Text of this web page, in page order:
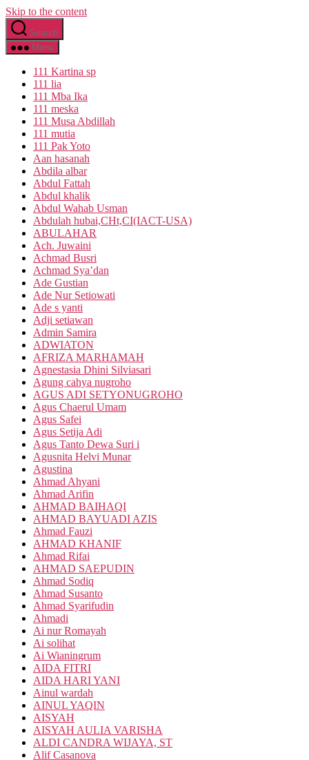
Skip to the content
Search
Menu
111 Kartina sp
111 lia
111 Mba Ika
111 meska
111 Musa Abdillah
111 mutia
111 Pak Yoto
Aan hasanah
Abdila albar
Abdul Fattah
Abdul khalik
Abdul Wahab Usman
Abdulah hubai,CHt,CI(IACT-USA)
ABULAHAR
Ach. Juwaini
Achmad Busri
Achmad Sya’dan
Ade Gustian
Ade Nur Setiowati
Ade s yanti
Adji setiawan
Admin Samira
ADWIATON
AFRIZA MARHAMAH
Agnestasia Dhini Silviasari
Agung cahya nugroho
AGUS ADI SETYONUGROHO
Agus Chaerul Umam
Agus Safei
Agus Setija Adi
Agus Tanto Dewa Suri i
Agusnita Helvi Munar
Agustina
Ahmad Ahyani
Ahmad Arifin
AHMAD BAIHAQI
AHMAD BAYUADI AZIS
Ahmad Fauzi
AHMAD KHANIF
Ahmad Rifai
AHMAD SAEPUDIN
Ahmad Sodiq
Ahmad Susanto
Ahmad Syarifudin
Ahmadi
Ai nur Romayah
Ai solihat
Ai Wianingrum
AIDA FITRI
AIDA HARI YANI
Ainul wardah
AINUL YAQIN
AISYAH
AISYAH AULIA VARISHA
ALDI CANDRA WIJAYA, ST
Alif Casanova